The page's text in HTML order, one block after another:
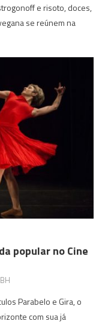
e risoto, doces,
se reúnem na
popular no Cine
Parabelo e Gira, o
com sua já